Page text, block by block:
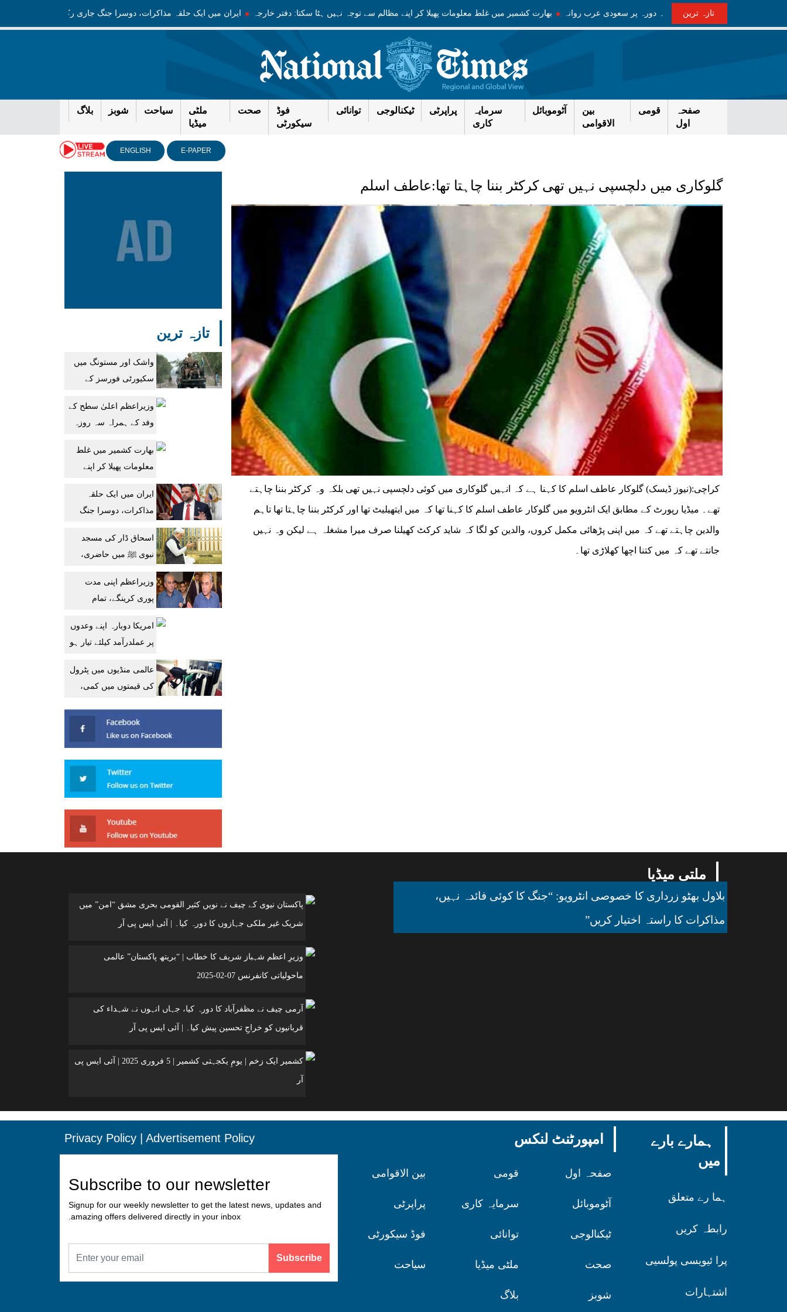
تازہ ترین
اعلیٰ سطح کے وفد کے ہمراہ سہ روزہ دورہ پر سعودی عرب روانہ بھارت کشمیر میں غلط معلومات پھیلا کر اپنے مظالم سے توجہ نہیں ہٹا سکتا: دفتر خارجہ ایران میں ایک حلقہ مذاکرات، دوسرا جنگ جاری رکھنے کا حامی
صفحہ
اول
قومی
بین
الاقوامی
آٹوموبائل
سرمایہ
کاری
پراپرٹی ٹیکنالوجی توانائی
فوڈ
سیکورٹی
صحت
ملٹی
میڈیا
سیاحت شوبز بلاگ
E-PAPER
ENGLISH
گلوکاری میں دلچسپی نہیں تھی کرکٹر بننا چاہتا تھا:عاطف اسلم
کراچی:(نیوز ڈیسک) گلوکار عاطف اسلم کا کہنا ہے کہ انہیں گلوکاری میں کوئی دلچسپی نہیں تھی بلکہ وہ کرکٹر بننا چاہتے
تھے۔ میڈیا رپورٹ کے مطابق ایک انٹرویو میں گلوکار عاطف اسلم کا کہنا تھا کہ میں ایتھیلیٹ تھا اور کرکٹر بننا چاہتا تھا تاہم
والدین چاہتے تھے کہ میں اپنی پڑھائی مکمل کروں، والدین کو لگا کہ شاید کرکٹ کھیلنا صرف میرا مشغلہ ہے لیکن وہ نہیں
جانتے تھے کہ میں کتنا اچھا کھلاڑی تھا۔
تازہ ترین
واشک اور مستونگ میں
سکیورٹی فورسز کے
جہنم واصل
وزیراعظم اعلیٰ سطح کے
وفد کے ہمراہ سہ روزہ
روانہ
بھارت کشمیر میں غلط
معلومات پھیلا کر اپنے
سکتا: دفتر خارجہ
ایران میں ایک حلقہ
مذاکرات، دوسرا جنگ
جے ڈی وینس
اسحاق ڈار کی مسجد
نبوی ﷺ میں حاضری،
دعا
وزیراعظم اپنی مدت
پوری کرینگے، تمام
آڈٹ کرایا جائے: محسن
نقوی
امریکا دوبارہ اپنے وعدوں
پر عملدرآمد کیلئے تیار ہو
عالمی منڈیوں میں پٹرول
کی قیمتوں میں کمی،
ملتی میڈیا
بلاول بھٹو زرداری کا خصوصی انٹرویو: “جنگ کا کوئی فائدہ نہیں،
مذاکرات کا راستہ اختیار کریں”
پاکستان نیوی کے چیف نے نویں کثیر القومی بحری مشق “امن” میں
شریک غیر ملکی جہازوں کا دورہ کیا۔ | آئی ایس پی آر
وزیرِ اعظم شہباز شریف کا خطاب | “بریتھ پاکستان” عالمی
ماحولیاتی کانفرنس 07-02-2025
آرمی چیف نے مظفرآباد کا دورہ کیا، جہاں انہوں نے شہداء کی
قربانیوں کو خراجِ تحسین پیش کیا۔ | آئی ایس پی آر
کشمیر ایک زخم | یومِ یکجہتی کشمیر | 5 فروری 2025 | آئی ایس پی
آر
ہمارے بارے
میں
ہما رے متعلق
رابطہ کریں
پرا ئیویسی پولسیی
اشتہارات
امپورٹنٹ لنکس
صفحہ اول قومی بین الاقوامی
آٹوموبائل سرمایہ کاری پراپرٹی
ٹیکنالوجی توانائی فوڈ سیکورٹی
صحت ملٹی میڈیا سیاحت
شوبز بلاگ
Privacy Policy Advertisement Policy
Subscribe to our newsletter
Signup for our weekly newsletter to get the latest news, updates and
amazing offers delivered directly in your inbox.
Subscribe